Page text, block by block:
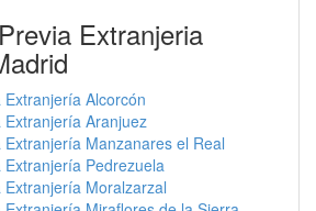
Extranjeria
Alcorcón
Extranjería Aranjuez
Extranjería Manzanares el Real
Extranjería Pedrezuela
Extranjería Moralzarzal